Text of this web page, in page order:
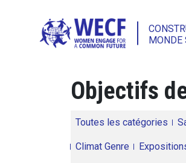
MONDE
Objectifs
Toutes les catégories
Climat Genre